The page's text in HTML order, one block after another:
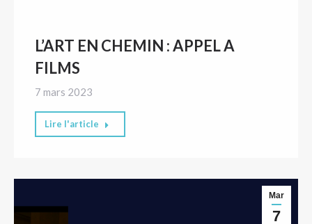
L’ART EN CHEMIN : APPEL A
FILMS
7 mars 2023
Lire l'article
Mar
7